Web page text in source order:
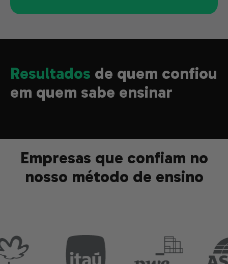
Resultados de quem confiou
em quem sabe ensinar
Empresas que confiam no
nosso método de ensino